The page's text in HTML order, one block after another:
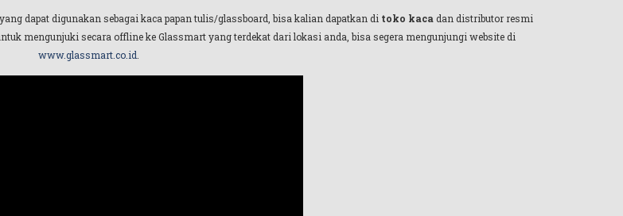
dapat digunakan sebagai kaca papan tulis/glassboard, bisa kalian dapatkan di toko kaca dan distributor resmi
mengunjuki secara offline ke Glassmart yang terdekat dari lokasi anda, bisa segera mengunjungi website di
www.glassmart.co.id